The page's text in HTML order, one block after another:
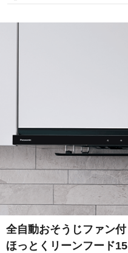
全自動おそうじファン付
ほっとくリーンフード15